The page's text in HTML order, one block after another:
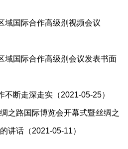
域国际合作高级别视频会议
域国际合作高级别会议发表书面
不断走深走实（2021-05-25）
之路国际博览会开幕式暨丝绸之
讲话（2021-05-11）